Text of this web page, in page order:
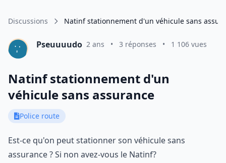
Discussions Natinf stationnement d'un véhicule sans
Pseuuuudo 2 ans • 3 réponses • 1 106 vues
Natinf stationnement d'un
véhicule sans assurance
Police route
Est-ce qu'on peut stationner son véhicule sans
assurance ? Si non avez-vous le Natinf?